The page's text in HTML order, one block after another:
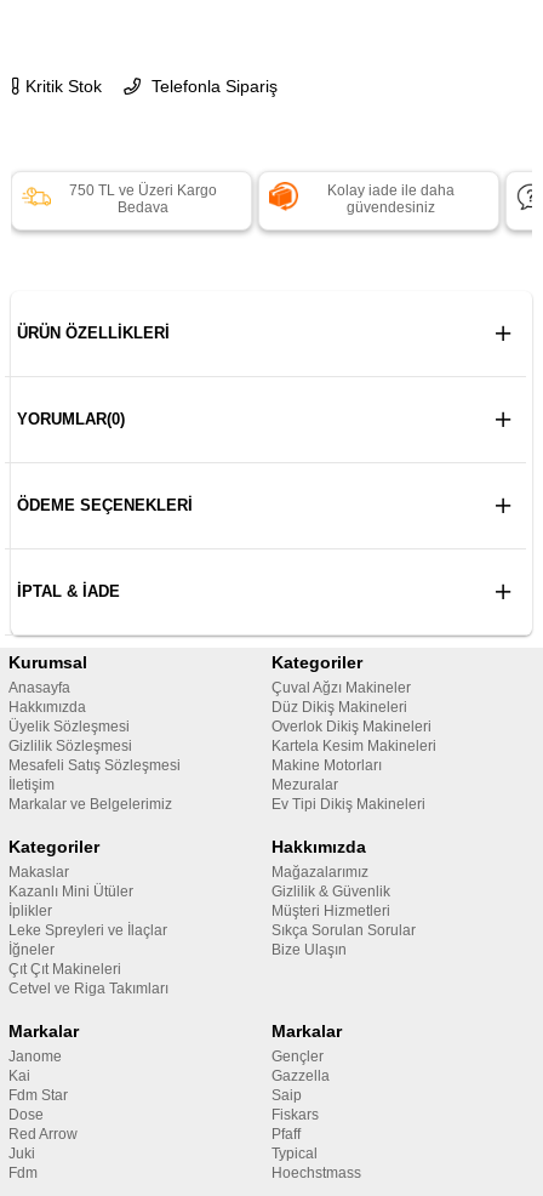
Kritik Stok Telefonla Sipariş
750 TL ve Üzeri Kargo
Bedava
Kolay iade ile daha
güvendesiniz
ÜRÜN ÖZELLIKLERI
YORUMLAR(0)
ÖDEME SEÇENEKLERI
İPTAL & İADE
Kurumsal
Anasayfa
Hakkımızda
Üyelik Sözleşmesi
Gizlilik Sözleşmesi
Mesafeli Satış Sözleşmesi
İletişim
Markalar ve Belgelerimiz
Kategoriler
Çuval Ağzı Makineler
Düz Dikiş Makineleri
Overlok Dikiş Makineleri
Kartela Kesim Makineleri
Makine Motorları
Mezuralar
Ev Tipi Dikiş Makineleri
Kategoriler
Makaslar
Kazanlı Mini Ütüler
İplikler
Leke Spreyleri ve İlaçlar
İğneler
Çıt Çıt Makineleri
Cetvel ve Riga Takımları
Hakkımızda
Mağazalarımız
Gizlilik & Güvenlik
Müşteri Hizmetleri
Sıkça Sorulan Sorular
Bize Ulaşın
Markalar
Janome
Kai
Fdm Star
Dose
Red Arrow
Juki
Fdm
Markalar
Gençler
Gazzella
Saip
Fiskars
Pfaff
Typical
Hoechstmass